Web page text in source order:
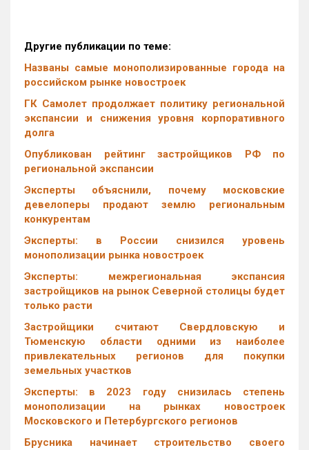
Другие публикации по теме:
Названы самые монополизированные города на
российском рынке новостроек
ГК Самолет продолжает политику региональной
экспансии и снижения уровня корпоративного
долга
Опубликован рейтинг застройщиков РФ по
региональной экспансии
Эксперты объяснили, почему московские
девелоперы продают землю региональным
конкурентам
Эксперты: в России снизился уровень
монополизации рынка новостроек
Эксперты: межрегиональная экспансия
застройщиков на рынок Северной столицы будет
только расти
Застройщики считают Свердловскую и
Тюменскую области одними из наиболее
привлекательных регионов для покупки
земельных участков
Эксперты: в 2023 году снизилась степень
монополизации на рынках новостроек
Московского и Петербургского регионов
Брусника начинает строительство своего